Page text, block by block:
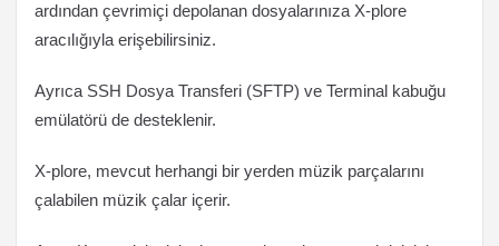
ardından çevrimiçi depolanan dosyalarınıza X-plore
aracılığıyla erişebilirsiniz.
Ayrıca SSH Dosya Transferi (SFTP) ve Terminal kabuğu
emülatörü de desteklenir.
X-plore, mevcut herhangi bir yerden müzik parçalarını
çalabilen müzik çalar içerir.